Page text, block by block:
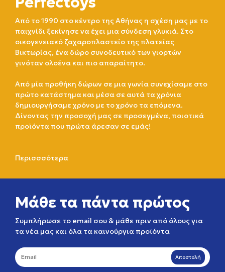
Από το 1990 στο κέντρο της Αθήνας η σχέση μας με το
παιχνίδι ξεκίνησε να έχει μια σύνδεση γλυκιά. Στο
οικογενειακό ζαχαροπλαστείο της πλατείας
Βικτωρίας, ένα δώρο συνοδευτικό των γιορτών
γινόταν ολοένα και πιο απαραίτητο.
Από μία προθήκη δώρων σε μια γωνία συνεχίσαμε στο
πρώτο κατάστημα και μέσα σε αυτά τα χρόνια
δημιουργήσαμε χρόνο με το χρόνο τα επόμενα.
Δίνοντας την προσοχή μας σε προσεγμένα, ποιοτικά
προϊόντα που πρώτα άρεσαν σε εμάς!
Περισσσότερα
Μάθε τα πάντα πρώτος
Συμπλήρωσε το email σου & μάθε πριν από όλους για
τα νέα μας και όλα τα καινούργια προϊόντα
Αποστολή